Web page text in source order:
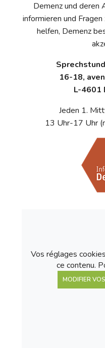
Demenz und deren
informieren und
helfen, Demenz
16-18,
L-4601
Jeden 1.
13 Uhr-17 Uhr
Vos réglages
ce contenu.
MODIFIER